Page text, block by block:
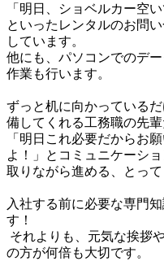
「明日、ショベルカー空い
といったレンタルのお問
しています。
他にも、パソコンでのデ
作業も行います。
ずっと机に向かっている
備してくれる工務職の先輩
「明日これ必要だからお
よ！」とコミュニケーシ
取りながら進める、とっ
入社する前に必要な専門
す！
の方が何倍も大切です。